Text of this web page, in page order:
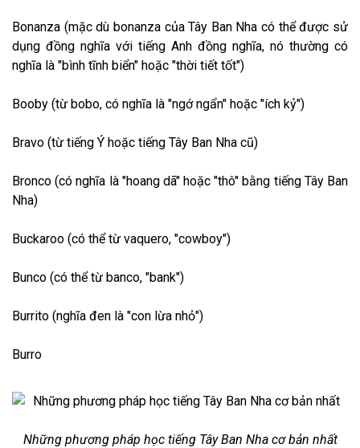
Bonanza (mặc dù bonanza của Tây Ban Nha có thể được sử
dụng đồng nghĩa với tiếng Anh đồng nghĩa, nó thường có
nghĩa là "bình tĩnh biển" hoặc "thời tiết tốt")
Booby (từ bobo, có nghĩa là "ngớ ngẩn" hoặc "ích kỷ")
Bravo (từ tiếng Ý hoặc tiếng Tây Ban Nha cũ)
Bronco (có nghĩa là "hoang dã" hoặc "thô" bằng tiếng Tây Ban
Nha)
Buckaroo (có thể từ vaquero, "cowboy")
Bunco (có thể từ banco, "bank")
Burrito (nghĩa đen là "con lừa nhỏ")
Burro
Những phương pháp học tiếng Tây Ban Nha cơ bản nhất